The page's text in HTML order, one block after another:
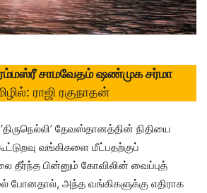
சாமவேதம் ஷண்முக சர்மா
ராஜி ரகுநாதன்
தேவஸ்தானத்தின் நிதியை
வங்கிகளை மீட்பதற்குப்
தீர்ந்த பின்னும் கோவிலின் வைப்புத்
அந்த வங்கிகளுக்கு எதிராக